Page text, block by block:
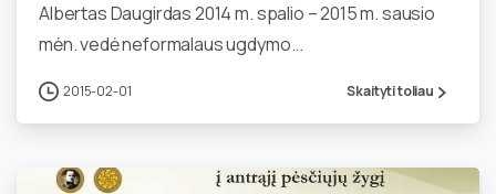
Albertas Daugirdas 2014 m. spalio – 2015 m. sausio
mėn. vedė neformalaus ugdymo...
2015-02-01 Skaityti toliau